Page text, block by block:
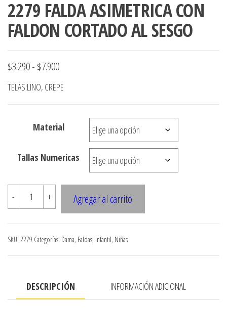
2279 FALDA ASIMETRICA CON
FALDON CORTADO AL SESGO
$3.290- $7.900Rango
de
$3.290
TELAS:LINO, CREPE
Material
Tallas Numericas
-
2279
FALDA
CON
FALDON
SESGO
+ Agregar al carrito
SKU: 2279 Categorías: Dama, Faldas, Infantil, Niñas
DESCRIPCIÓN INFORMACIÓN ADICIONAL